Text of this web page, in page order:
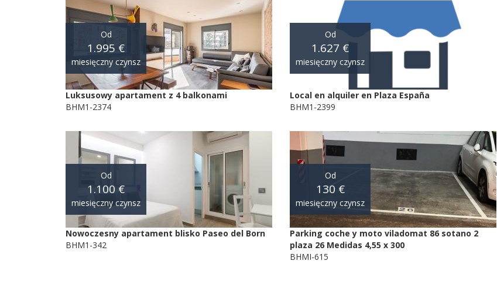
Od
1.995 €
miesięczny czynsz
Luksusowy apartament z 4 balkonami
BHM1-2374
Od
1.627 €
miesięczny czynsz
Local en alquiler en Plaza España
BHM1-2399
Od
1.100 €
miesięczny czynsz
Nowoczesny apartament blisko Paseo del Born
BHM1-342
Od
130 €
miesięczny czynsz
Parking coche y moto viladomat 86 sotano 2
plaza 26 Medidas 4,55 x 300
BHMI-615